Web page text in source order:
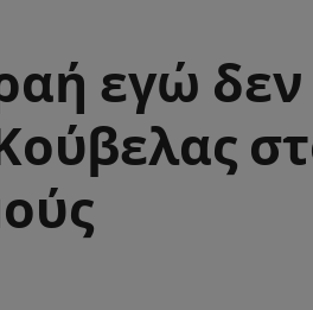
εγώ